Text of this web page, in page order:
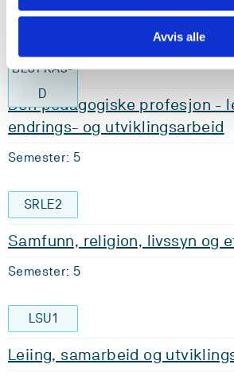
Avvis alle
Semester: 4
BLUPRA3-
D
Den pedagogiske profesjon -
endrings- og utviklingsarbeid
Semester: 5
SRLE2
Samfunn, religion, livssyn og
Semester: 5
LSU1
Leiing, samarbeid og